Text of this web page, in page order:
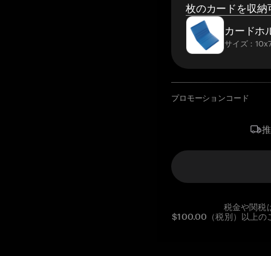
枚のカードを収納
カードホ
サイズ：
プロモーションコード
税金や関税
$100.00（税別）以上の